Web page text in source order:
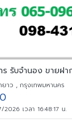
ยาว , กรุงเทพมหานคร
2026 เวลา 16:48:17 น.